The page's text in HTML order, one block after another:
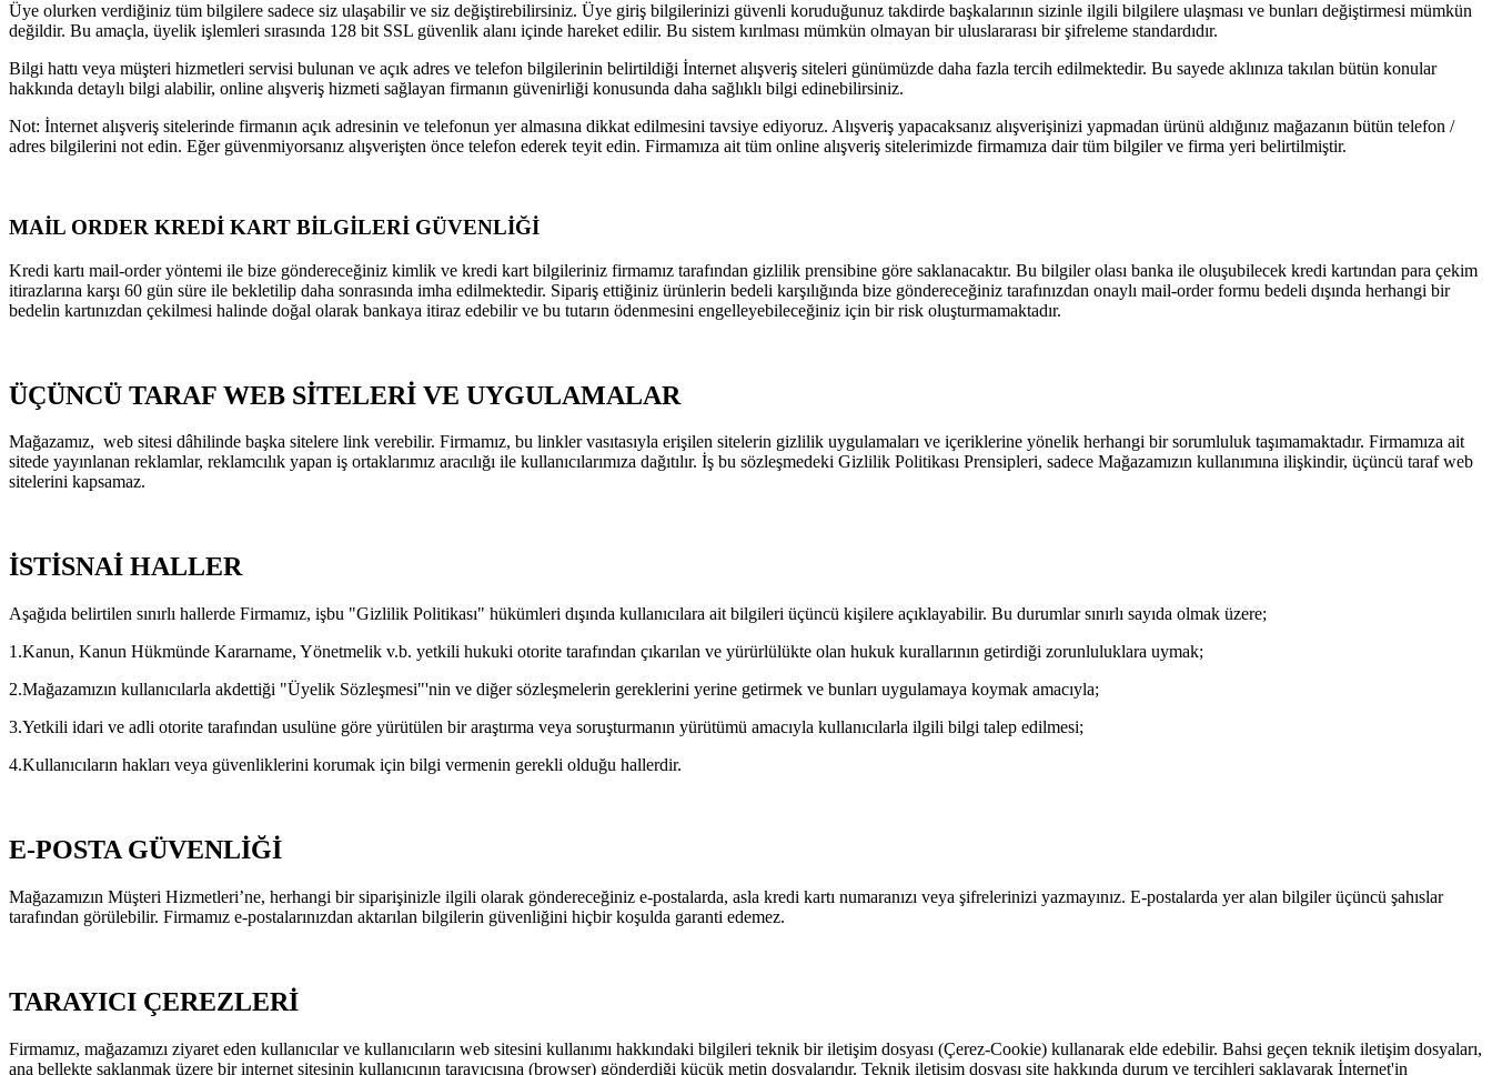
Üye olurken verdiğiniz tüm bilgilere sadece siz ulaşabilir ve siz değiştirebilirsiniz. Üye giriş bilgilerinizi güvenli koruduğunuz takdirde başkalarının sizinle ilgili bilgilere ulaşması ve bunları değiştirmesi mümkün
değildir. Bu amaçla, üyelik işlemleri sırasında 128 bit SSL güvenlik alanı içinde hareket edilir. Bu sistem kırılması mümkün olmayan bir uluslararası bir şifreleme standardıdır.
Bilgi hattı veya müşteri hizmetleri servisi bulunan ve açık adres ve telefon bilgilerinin belirtildiği İnternet alışveriş siteleri günümüzde daha fazla tercih edilmektedir. Bu sayede aklınıza takılan bütün konular
hakkında detaylı bilgi alabilir, online alışveriş hizmeti sağlayan firmanın güvenirliği konusunda daha sağlıklı bilgi edinebilirsiniz.
Not: İnternet alışveriş sitelerinde firmanın açık adresinin ve telefonun yer almasına dikkat edilmesini tavsiye ediyoruz. Alışveriş yapacaksanız alışverişinizi yapmadan ürünü aldığınız mağazanın bütün telefon /
adres bilgilerini not edin. Eğer güvenmiyorsanız alışverişten önce telefon ederek teyit edin. Firmamıza ait tüm online alışveriş sitelerimizde firmamıza dair tüm bilgiler ve firma yeri belirtilmiştir.
MAİL ORDER KREDİ KART BİLGİLERİ GÜVENLİĞİ
Kredi kartı mail-order yöntemi ile bize göndereceğiniz kimlik ve kredi kart bilgileriniz firmamız tarafından gizlilik prensibine göre saklanacaktır. Bu bilgiler olası banka ile oluşubilecek kredi kartından para çekim
itirazlarına karşı 60 gün süre ile bekletilip daha sonrasında imha edilmektedir. Sipariş ettiğiniz ürünlerin bedeli karşılığında bize göndereceğiniz tarafınızdan onaylı mail-order formu bedeli dışında herhangi bir
bedelin kartınızdan çekilmesi halinde doğal olarak bankaya itiraz edebilir ve bu tutarın ödenmesini engelleyebileceğiniz için bir risk oluşturmamaktadır.
ÜÇÜNCÜ TARAF WEB SİTELERİ VE UYGULAMALAR
Mağazamız, web sitesi dâhilinde başka sitelere link verebilir. Firmamız, bu linkler vasıtasıyla erişilen sitelerin gizlilik uygulamaları ve içeriklerine yönelik herhangi bir sorumluluk taşımamaktadır. Firmamıza ait
sitede yayınlanan reklamlar, reklamcılık yapan iş ortaklarımız aracılığı ile kullanıcılarımıza dağıtılır. İş bu sözleşmedeki Gizlilik Politikası Prensipleri, sadece Mağazamızın kullanımına ilişkindir, üçüncü taraf web
sitelerini kapsamaz.
İSTİSNAİ HALLER
Aşağıda belirtilen sınırlı hallerde Firmamız, işbu "Gizlilik Politikası" hükümleri dışında kullanıcılara ait bilgileri üçüncü kişilere açıklayabilir. Bu durumlar sınırlı sayıda olmak üzere;
1.Kanun, Kanun Hükmünde Kararname, Yönetmelik v.b. yetkili hukuki otorite tarafından çıkarılan ve yürürlülükte olan hukuk kurallarının getirdiği zorunluluklara uymak;
2.Mağazamızın kullanıcılarla akdettiği "Üyelik Sözleşmesi"'nin ve diğer sözleşmelerin gereklerini yerine getirmek ve bunları uygulamaya koymak amacıyla;
3.Yetkili idari ve adli otorite tarafından usulüne göre yürütülen bir araştırma veya soruşturmanın yürütümü amacıyla kullanıcılarla ilgili bilgi talep edilmesi;
4.Kullanıcıların hakları veya güvenliklerini korumak için bilgi vermenin gerekli olduğu hallerdir.
E-POSTA GÜVENLİĞİ
Mağazamızın Müşteri Hizmetleri’ne, herhangi bir siparişinizle ilgili olarak göndereceğiniz e-postalarda, asla kredi kartı numaranızı veya şifrelerinizi yazmayınız. E-postalarda yer alan bilgiler üçüncü şahıslar
tarafından görülebilir. Firmamız e-postalarınızdan aktarılan bilgilerin güvenliğini hiçbir koşulda garanti edemez.
TARAYICI ÇEREZLERİ
Firmamız, mağazamızı ziyaret eden kullanıcılar ve kullanıcıların web sitesini kullanımı hakkındaki bilgileri teknik bir iletişim dosyası (Çerez-Cookie) kullanarak elde edebilir. Bahsi geçen teknik iletişim dosyaları,
ana bellekte saklanmak üzere bir internet sitesinin kullanıcının tarayıcısına (browser) gönderdiği küçük metin dosyalarıdır. Teknik iletişim dosyası site hakkında durum ve tercihleri saklayarak İnternet'in